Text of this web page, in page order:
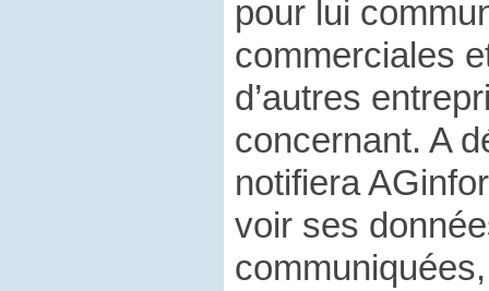
pour lui
commerciales
d’autres
concernant. A
notifiera
voir ses